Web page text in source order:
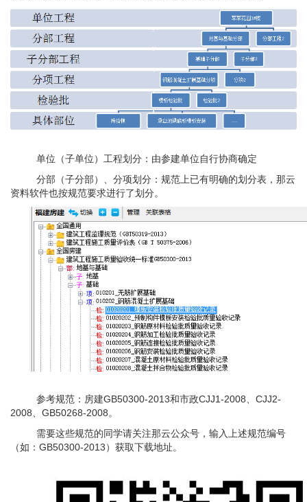
单位 （子单位）工程划分：由参建单位自行协商确定
分部（子分部）、分项划分： 规范上已有明确的划分表， 那云
资料软件也按规范要求进行了划分。
参考规范： 房建GB50300-2013和市政CJJ1-2008、CJJ2-
2008
GB50268-2008。
需要这些规范的同学请关注那云公众号， 输入
上述规范编号
（如： GB50300-2013）获取下载地址。